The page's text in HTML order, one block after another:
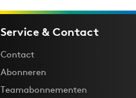
Service & Contact
Contact
Abonneren
Teamabonnementen